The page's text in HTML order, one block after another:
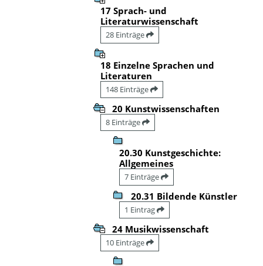
17 Sprach- und
Literaturwissenschaft
28 Einträge
18 Einzelne Sprachen und
Literaturen
148 Einträge
20 Kunstwissenschaften
8 Einträge
20.30 Kunstgeschichte:
Allgemeines
7 Einträge
20.31 Bildende Künstler
1 Eintrag
24 Musikwissenschaft
10 Einträge